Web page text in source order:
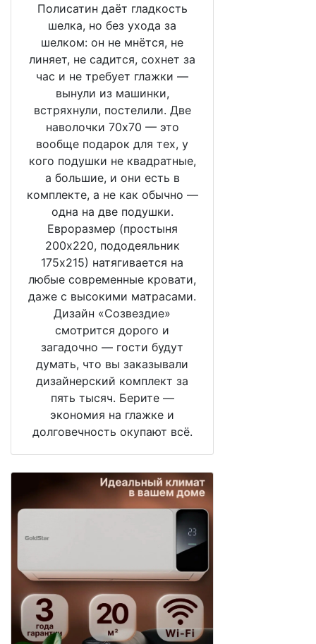
Полисатин даёт гладкость
шелка, но без ухода за
шелком: он не мнётся, не
линяет, не садится, сохнет за
час и не требует глажки —
вынули из машинки,
встряхнули, постелили. Две
наволочки 70х70 — это
вообще подарок для тех, у
кого подушки не квадратные,
а большие, и они есть в
комплекте, а не как обычно —
одна на две подушки.
Евроразмер (простыня
200х220, пододеяльник
175х215) натягивается на
любые современные кровати,
даже с высокими матрасами.
Дизайн «Созвездие»
смотрится дорого и
загадочно — гости будут
думать, что вы заказывали
дизайнерский комплект за
пять тысяч. Берите —
экономия на глажке и
долговечность окупают всё.